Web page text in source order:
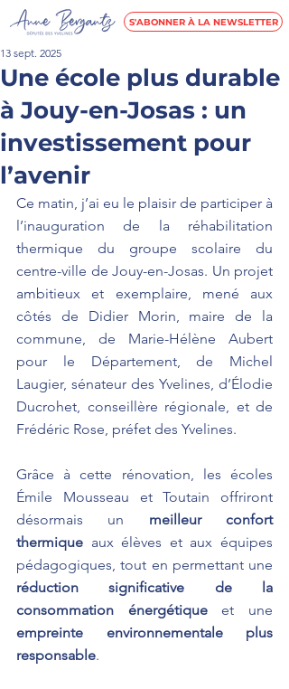
S'ABONNER À LA NEWSLETTER
Une école plus durable
à Jouy-en-Josas : un
investissement pour
l’avenir
13 sept. 2025
Ce matin, j’ai eu le plaisir de participer à
l’inauguration de la réhabilitation
thermique du groupe scolaire du
centre-ville de Jouy-en-Josas. Un projet
ambitieux et exemplaire, mené aux
côtés de Didier Morin, maire de la
commune, de Marie-Hélène Aubert
pour le Département, de Michel
Laugier, sénateur des Yvelines, d’Élodie
Ducrohet, conseillère régionale, et de
Frédéric Rose, préfet des Yvelines.
Grâce à cette rénovation, les écoles
Émile Mousseau et Toutain offriront
désormais un meilleur confort
thermique aux élèves et aux équipes
réduction significative de la
consommation énergétique
empreinte environnementale plus
responsable.